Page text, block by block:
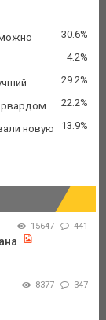
30.6%
4.2%
29.2%
22.2%
новую
13.9%
15647 441
8377 347